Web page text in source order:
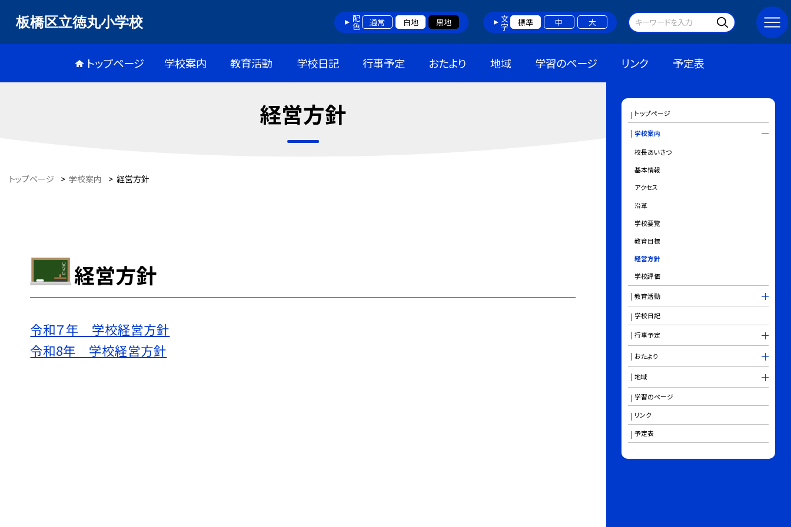
板橋区立徳丸小学校 配色 通常 白地 黒地 文字 標準 中 大
トップページ 学校案内 教育活動 学校日記 行事予定 おたより 地域 学習のページ リンク 予定表
経営方針
トップページ > 学校案内 > 経営方針
経営方針
令和７年 学校経営方針
令和8年 学校経営方針
トップページ
学校案内
校長あいさつ
基本情報
アクセス
沿革
学校要覧
教育目標
経営方針
学校評価
教育活動
学校日記
行事予定
おたより
地域
学習のページ
リンク
予定表